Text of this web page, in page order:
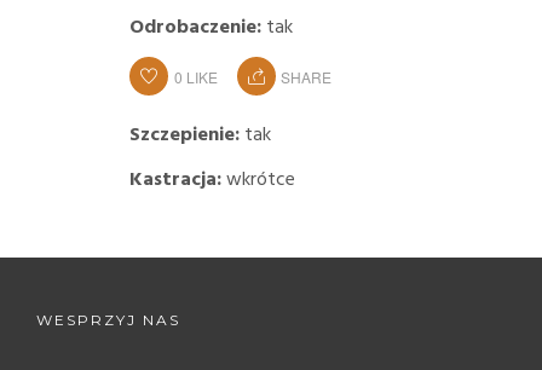
Odrobaczenie:tak
0 LIKE SHARE
Szczepienie:tak
Kastracja:wkrótce
WESPRZYJ NAS